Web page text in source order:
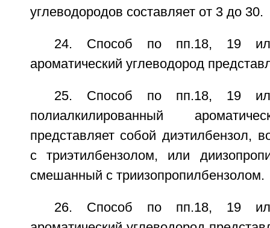
углеводородов составляет от 3 до 30.
24. Способ по пп.18, 19
ароматический углеводород
25. Способ по пп.18, 19
полиалкилированный
представляет собой диэтилбензол,
с триэтилбензолом, или
смешанный с триизопропилбензолом.
26. Способ по пп.18, 19